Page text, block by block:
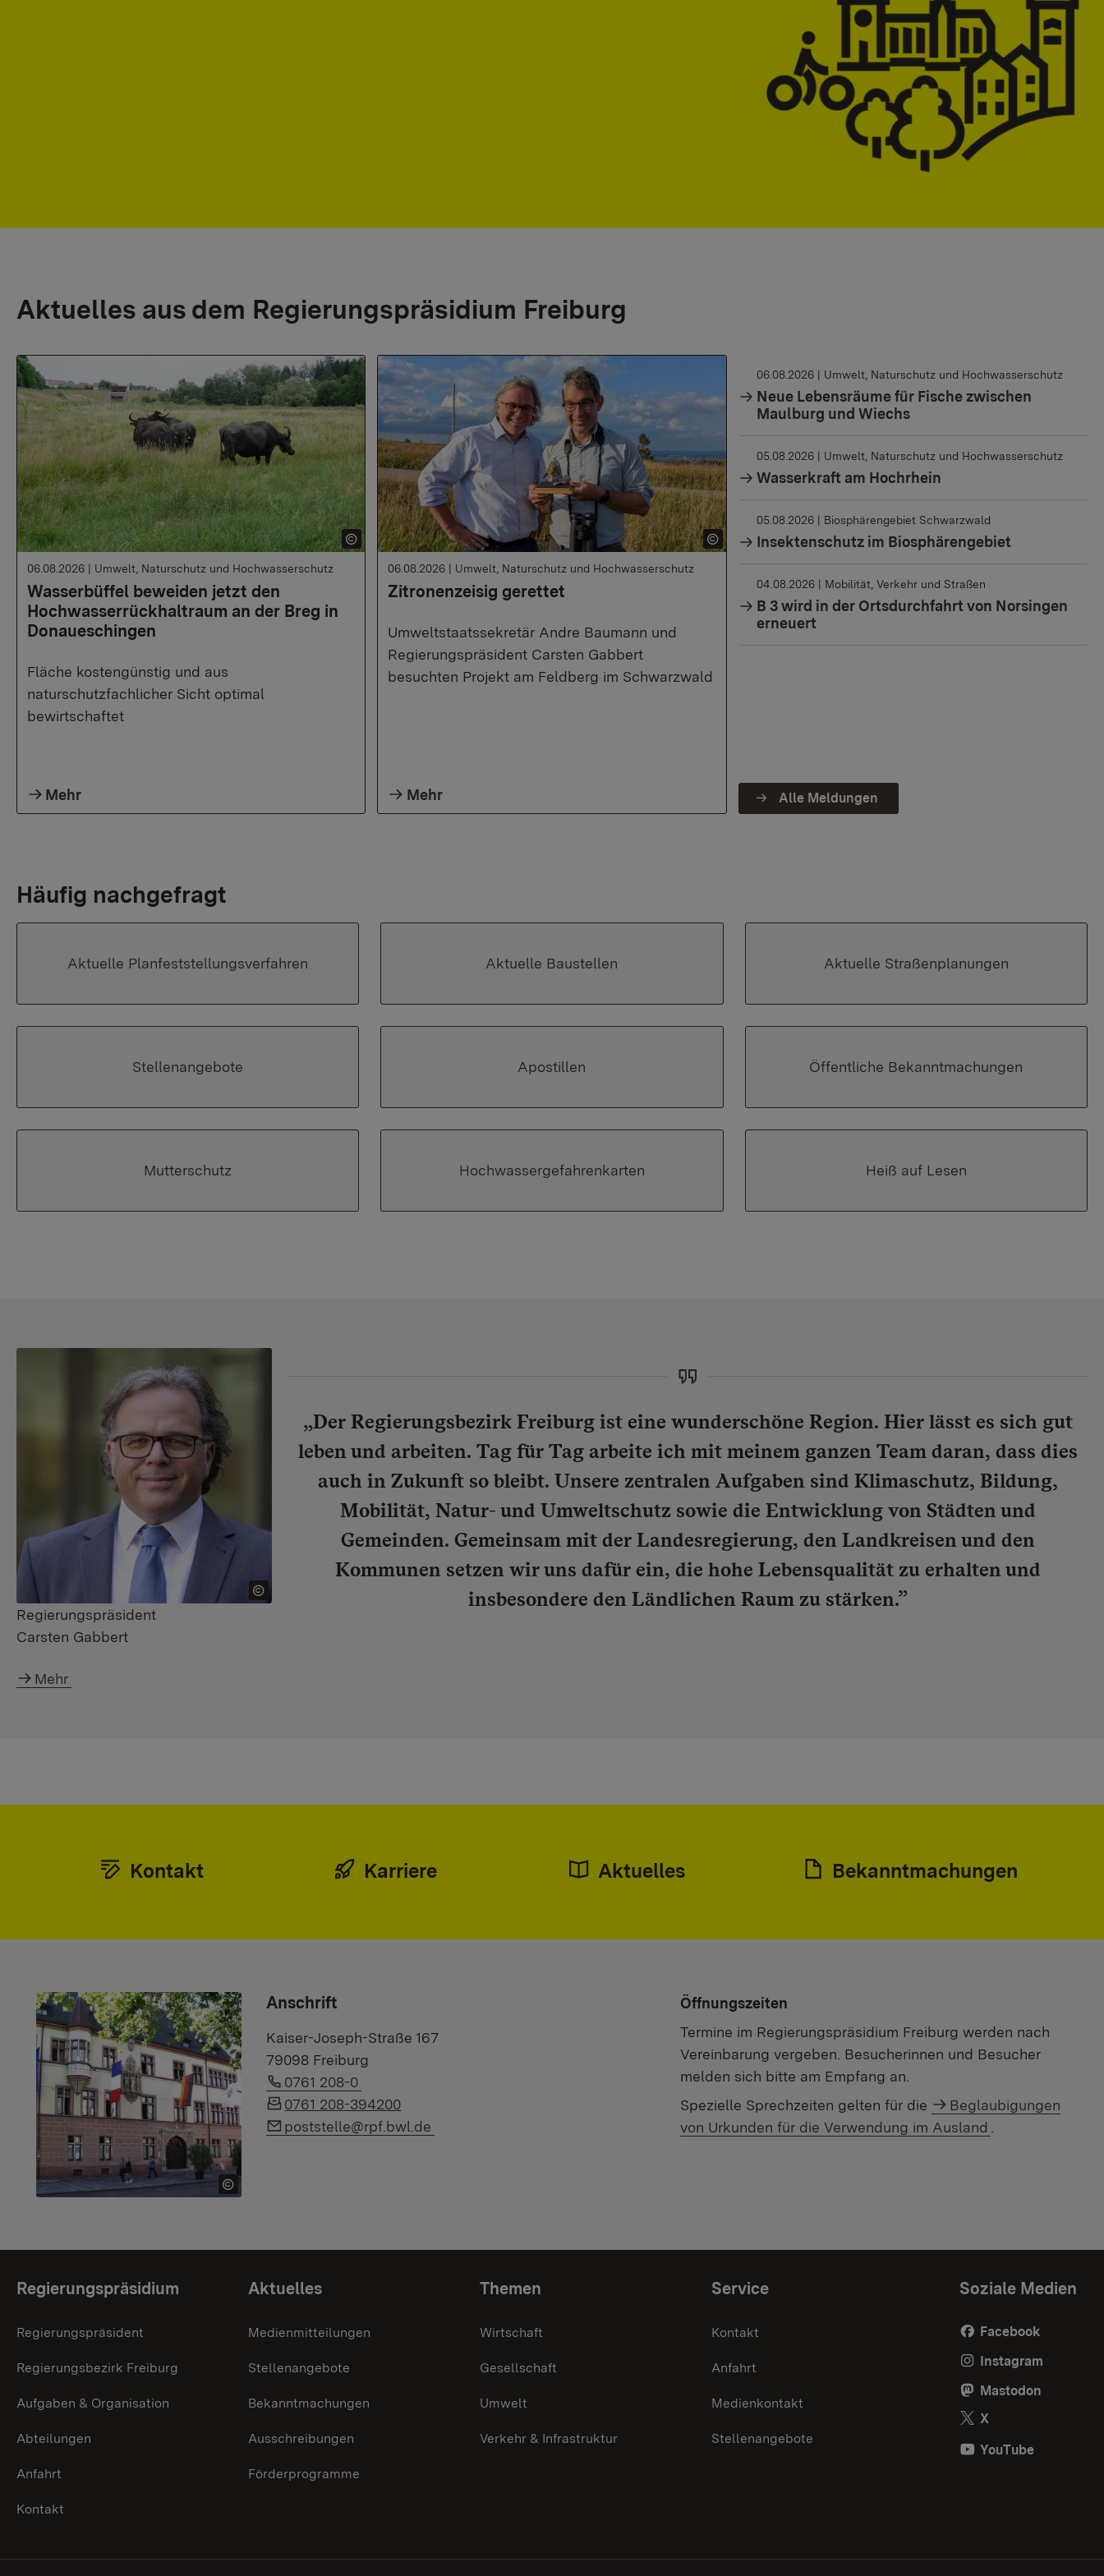
Aktuelles aus dem Regierungspräsidium Freiburg
Wasserbüffel beweiden jetzt den
Hochwasserrückhaltraum an der Breg in
Donaueschingen
06.08.2026 | Umwelt, Naturschutz und Hochwasserschutz
Fläche kostengünstig und aus
naturschutzfachlicher Sicht optimal
bewirtschaftet
Mehr
Zitronenzeisig gerettet
06.08.2026 | Umwelt, Naturschutz und Hochwasserschutz
Umweltstaatssekretär Andre Baumann und
Regierungspräsident Carsten Gabbert
besuchten Projekt am Feldberg im Schwarzwald
Mehr
06.08.2026 | Umwelt, Naturschutz und Hochwasserschutz
Neue Lebensräume für Fische zwischen
Maulburg und Wiechs
05.08.2026 | Umwelt, Naturschutz und Hochwasserschutz
Wasserkraft am Hochrhein
05.08.2026 | Biosphärengebiet Schwarzwald
Insektenschutz im Biosphärengebiet
04.08.2026 | Mobilität, Verkehr und Straßen
B 3 wird in der Ortsdurchfahrt von Norsingen
erneuert
Alle Meldungen
Häufig nachgefragt
Aktuelle Planfeststellungsverfahren Aktuelle Baustellen Aktuelle Straßenplanungen
Stellenangebote Apostillen Öffentliche Bekanntmachungen
Mutterschutz Hochwassergefahrenkarten Heiß auf Lesen
Regierungspräsident
Carsten Gabbert
Mehr
Der Regierungsbezirk Freiburg ist eine wunderschöne Region. Hier lässt es sich gut
leben und arbeiten. Tag für Tag arbeite ich mit meinem ganzen Team daran, dass dies
auch in Zukunft so bleibt. Unsere zentralen Aufgaben sind Klimaschutz, Bildung,
Mobilität, Natur- und Umweltschutz sowie die Entwicklung von Städten und
Gemeinden. Gemeinsam mit der Landesregierung, den Landkreisen und den
Kommunen setzen wir uns dafür ein, die hohe Lebensqualität zu erhalten und
insbesondere den Ländlichen Raum zu stärken.
Kontakt Karriere Aktuelles Bekanntmachungen
Anschrift
Kaiser-Joseph-Straße 167
79098 Freiburg
Link auf Telefonnummer:
0761 208-0
0761 208-394200
Link auf E-Mail:
poststelle@rpf.bwl.de
Öffnungszeiten
Termine im Regierungspräsidium Freiburg werden nach
Vereinbarung vergeben. Besucherinnen und Besucher
melden sich bitte am Empfang an.
Spezielle Sprechzeiten gelten für die
Beglaubigungen
von Urkunden für die Verwendung im Ausland
Themenübersicht
Regierungspräsidium
Regierungspräsident
Regierungsbezirk Freiburg
Aufgaben & Organisation
Abteilungen
Anfahrt
Kontakt
Aktuelles
Medienmitteilungen
Stellenangebote
Bekanntmachungen
Ausschreibungen
Förderprogramme
Themen
Wirtschaft
Gesellschaft
Umwelt
Verkehr & Infrastruktur
Service
Kontakt
Anfahrt
Medienkontakt
Stellenangebote
Soziale Medien
Facebook
Instagram
Mastodon
X
YouTube